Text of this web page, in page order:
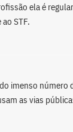
ela é
STF.
imenso número
as vias